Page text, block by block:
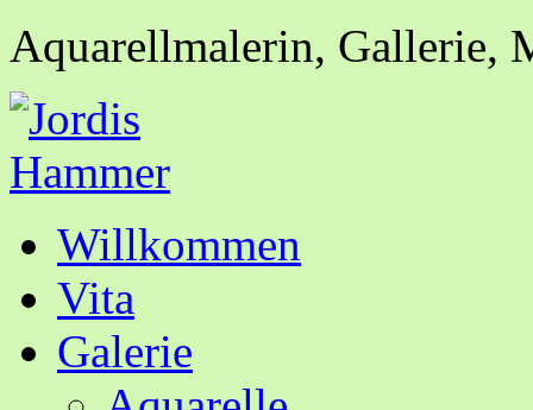
Aquarellmalerin, Gallerie,
Willkommen
Vita
Galerie